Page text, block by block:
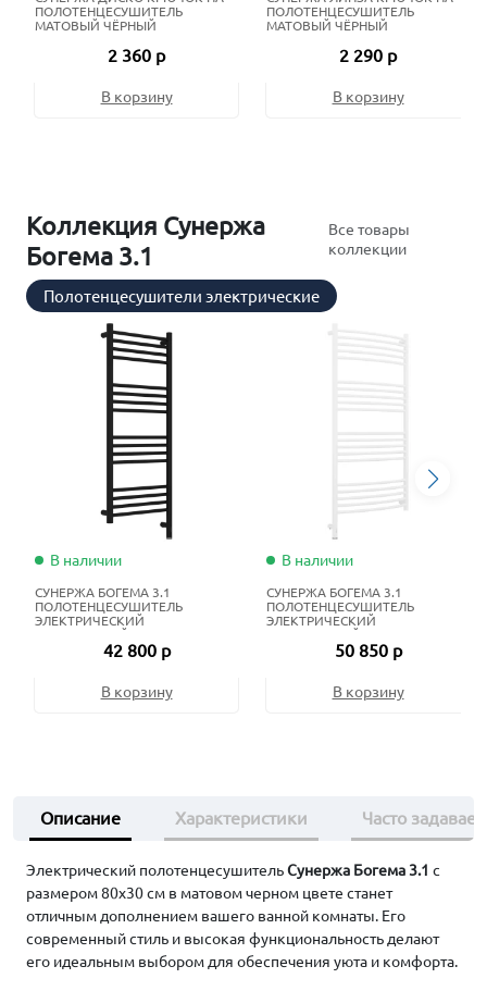
ПОЛОТЕНЦЕСУШИТЕЛЬ
МАТОВЫЙ ЧЁРНЫЙ
2 360 р
В корзину
ПОЛОТЕНЦЕСУШИТЕЛЬ
МАТОВЫЙ ЧЁРНЫЙ
2 290 р
В корзину
Коллекция Сунержа
Богема 3.1
Все товары
коллекции
Полотенцесушители электрические
В наличии
СУНЕРЖА БОГЕМА 3.1
ПОЛОТЕНЦЕСУШИТЕЛЬ
ЭЛЕКТРИЧЕСКИЙ
ЖИДКОСТНЫЙ 100Х40 СМ
МАТОВЫЙ ЧЁРНЫЙ
42 800 р
В корзину
В наличии
СУНЕРЖА БОГЕМА 3.1
ПОЛОТЕНЦЕСУШИТЕЛЬ
ЭЛЕКТРИЧЕСКИЙ
ЖИДКОСТНЫЙ 120Х60 СМ
МАТОВЫЙ БЕЛЫЙ
50 850 р
В корзину
Описание Характеристики Часто
Электрический полотенцесушительСунержа Богема 3.1 с
размером 80х30 см в матовом черном цвете станет
отличным дополнением вашего ванной комнаты. Его
современный стиль и высокая функциональность делают
его идеальным выбором для обеспечения уюта и комфорта.